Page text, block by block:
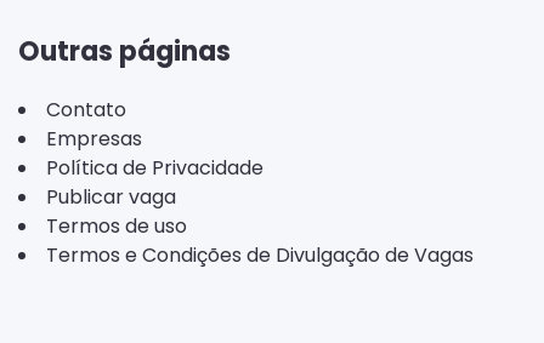
Outras páginas
Contato
Empresas
Política de Privacidade
Publicar vaga
Termos de uso
Termos e Condições de Divulgação de Vagas